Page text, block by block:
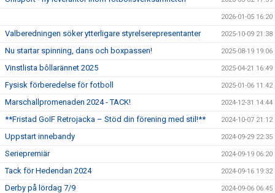
SISU
STÖDJANDE MEDLEM
BILDGALLERI
2026-01-05 16:20
Valberedningen söker ytterligare styrelserepresentanter 2025-10-09 21:38
Nu startar spinning, dans och boxpassen! 2025-08-19 19:06
Vinstlista bôllarännet 2025 2025-04-21 16:49
Fysisk förberedelse för fotboll 2025-01-06 11:42
Marschallpromenaden 2024 - TACK! 2024-12-31 14:44
**Fristad GoIF Retrojacka – Stöd din förening med stil!** 2024-10-07 21:12
Uppstart innebandy 2024-09-29 22:35
Seriepremiär 2024-09-19 06:20
Tack för Hedendan 2024 2024-09-16 19:32
Derby på lördag 7/9 2024-09-06 06:45